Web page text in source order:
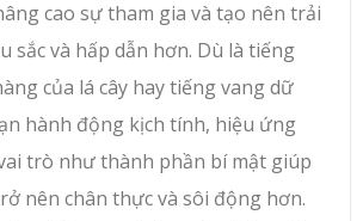
cao sự tham gia và tạo nên trải
sắc và hấp dẫn hơn. Dù là tiếng
của lá cây hay tiếng vang dữ
hành động kịch tính, hiệu ứng
trò như thành phần bí mật giúp
nên chân thực và sôi động hơn.